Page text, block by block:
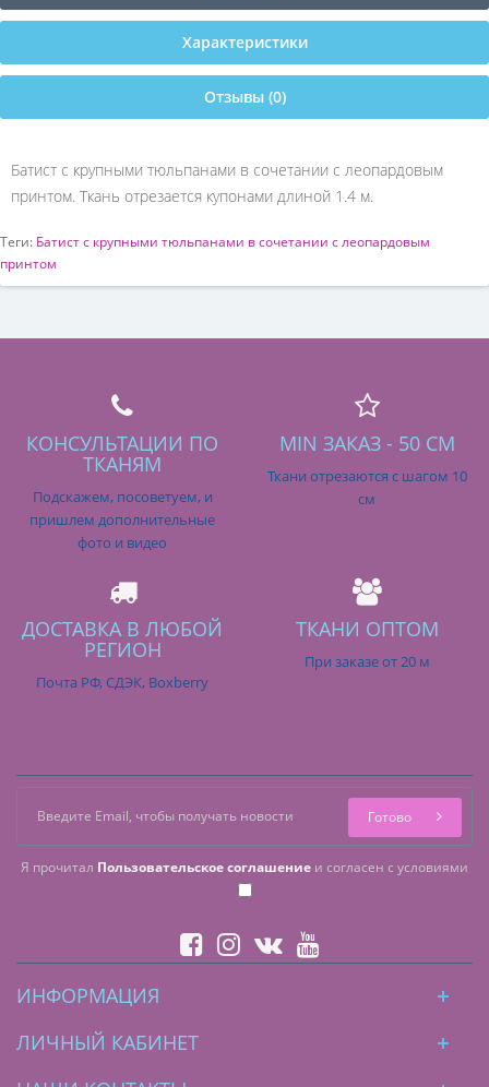
Характеристики
Отзывы (0)
Батист с крупными тюльпанами в сочетании с леопардовым
принтом. Ткань отрезается купонами длиной 1.4 м.
Теги: Батист с крупными тюльпанами в сочетании с леопардовым
принтом
КОНСУЛЬТАЦИИ ПО
ТКАНЯМ
Подскажем, посоветуем, и
пришлем дополнительные
фото и видео
MIN ЗАКАЗ - 50 СМ
Ткани отрезаются с шагом 10
см
ДОСТАВКА В ЛЮБОЙ
РЕГИОН
Почта РФ, СДЭК, Boxberry
ТКАНИ ОПТОМ
При заказе от 20 м
Я прочитал Пользовательское соглашение и согласен с условиями
Готово
ИНФОРМАЦИЯ
ЛИЧНЫЙ КАБИНЕТ